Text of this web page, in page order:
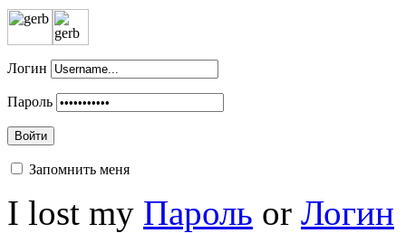
Логин
Пароль
Войти
Запомнить меня
I lost my Пароль or Логин